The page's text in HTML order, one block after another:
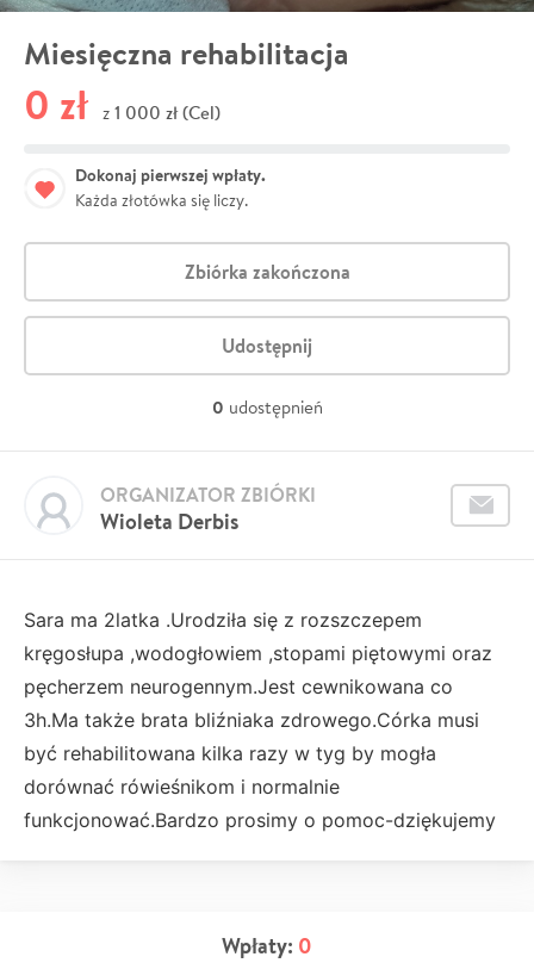
Miesięczna rehabilitacja
0 zł z 1 000 zł (Cel)
Dokonaj pierwszej wpłaty.
Każda złotówka się liczy.
Zbiórka zakończona
Udostępnij
0 udostępnień
Wioleta Derbis
ORGANIZATOR ZBIÓRKI
Sara ma 2latka .Urodziła się z rozszczepem
kręgosłupa ,wodogłowiem ,stopami piętowymi oraz
pęcherzem neurogennym.Jest cewnikowana co
3h.Ma także brata bliźniaka zdrowego.Córka musi
być rehabilitowana kilka razy w tyg by mogła
dorównać rówieśnikom i normalnie
funkcjonować.Bardzo prosimy o pomoc-dziękujemy
Wpłaty: 0